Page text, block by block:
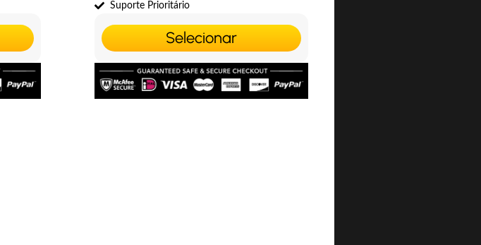
Suporte Prioritário
Selecionar